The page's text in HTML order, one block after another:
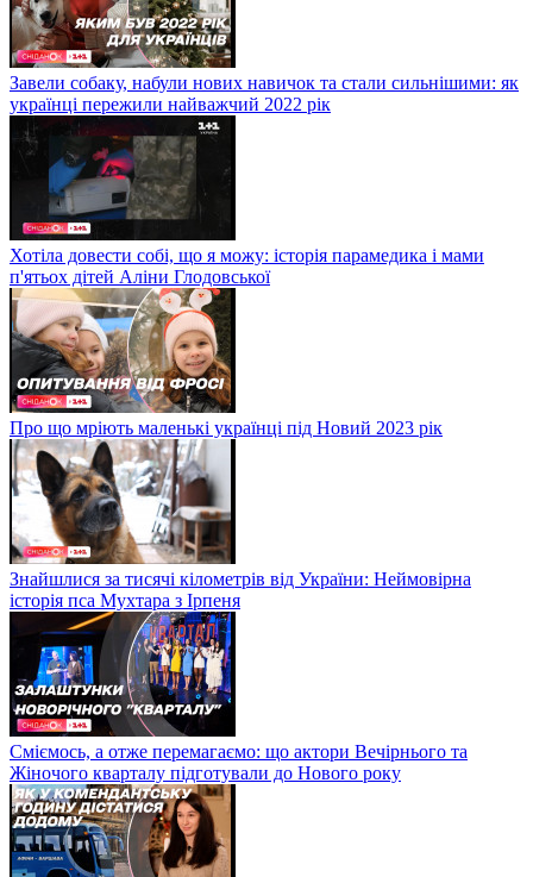
Завели собаку, набули нових навичок та стали сильнішими: як
українці пережили найважчий 2022 рік
Хотіла довести собі, що я можу: історія парамедика і мами
п'ятьох дітей Аліни Глодовської
Про що мріють маленькі українці під Новий 2023 рік
Знайшлися за тисячі кілометрів від України: Неймовірна
історія пса Мухтара з Ірпеня
Сміємось, а отже перемагаємо: що актори Вечірнього та
Жіночого кварталу підготували до Нового року